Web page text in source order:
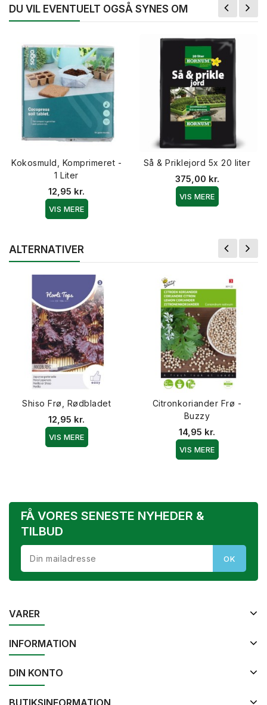
DU VIL EVENTUELT OGSÅ SYNES OM
Kokosmuld, Komprimeret -
1 Liter
12,95 kr.
VIS MERE
Så & Priklejord 5x 20 liter
375,00 kr.
VIS MERE
ALTERNATIVER
Shiso Frø, Rødbladet
12,95 kr.
VIS MERE
Citronkoriander Frø -
Buzzy
14,95 kr.
VIS MERE
FÅ VORES SENESTE NYHEDER &
TILBUD
VARER
INFORMATION
DIN KONTO
BUTIKSINFORMATION